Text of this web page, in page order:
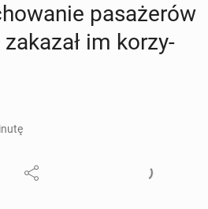
pa­sa­że­rów
zakazał im ko­rzy­